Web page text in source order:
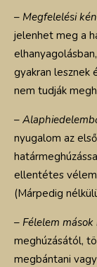
– Megfelelési
jelenhet meg a
gyakran lesznek
nem tudják
–
nyugalom az
ellentétes
(Márpedig
– Félelem
meghúzásától,
megbántani